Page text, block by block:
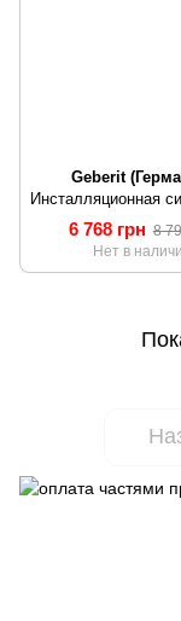
Geberit
6 768 грн 8
Нет в